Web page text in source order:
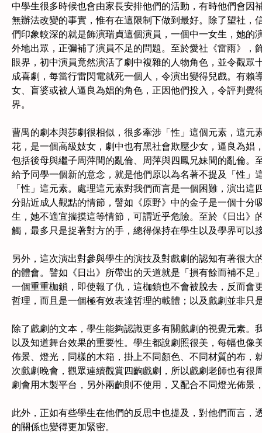
中學生很多時候也會由家長安排他們的活動，有時他們會
無辦法改變的事實，惟有在這限制下做到最好。除了望社
們印象較深的就是飾演瑞貞這個演員，一個中一女生，她
外地出眾，正彌補了演員不足的問題。至於愛社《雷雨》
眼界，初中演員竟然演活了劇中複雜的人物角色，並令觀
成喜劇，每當行雷閃電就死一個人，令演出變得兒戲。有
女、盲婆或被人逼良為娼的角色，正因他們投入，令評判
界。
曹禺的劇本與莎劇很相似，很多牽涉「性」這個元素，這
花，是一個高級妓女，劇中也有黑社會欺壓少女，逼良為
包括後母與繼子周萍間的亂倫、周萍與四鳳兄妹間的亂倫
給予同學一個新的意念，就是他們原以為名著不提及「性
「性」這元素。處理這元素對我們而言是一個困難，演出
分貼近成人觀點的情節，譬如《原野》中的金子是一個十
生，她不適宜揣摸這等情節，可謂近乎危險。至於《日出
觸，最多只是捉著對方的手，總得保持在學生以及學界可
另外，這次演出對參與學生的演技及對戲劇的認知有著很
的體會。譬如《日出》所帶出的天道就是「損有餘而補不
一個重重枷鎖，即使報了仇，這枷鎖也不會被脫去，反而
哲理，而且是一個極有效表達哲理的載體；以及戲劇並非只
除了戲劇的文本，學生能夠認識更多有關戲劇的視覺元素
以及知道舞台效果的重要性。學生都說劇照很美，每幅也
佈景、燈光，同樣的木箱，掛上不同顏色、不同材質的布
次戲劇晚會，觀眾連續觀賞四齣戲劇，所以戲劇老師也有
劇會用木製平台，另外兩齣則不使用，又配合不同燈光佈景
此外，正如有些學生在他們的反思中也提及，對他們而言
的關係也變得更加緊密。